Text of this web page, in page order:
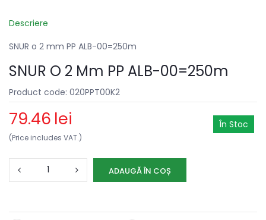
Descriere
SNUR o 2 mm PP ALB-00=250m
SNUR O 2 Mm PP ALB-00=250m
Product code: 020PPT00K2
79.46 lei
(Price includes VAT.)
În Stoc
ADAUGĂ ÎN COȘ